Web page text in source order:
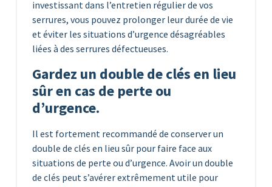
investissant dans l’entretien régulier de vos
serrures, vous pouvez prolonger leur durée de vie
et éviter les situations d’urgence désagréables
liées à des serrures défectueuses.
Gardez un double de clés en lieu
sûr en cas de perte ou
d’urgence.
Il est fortement recommandé de conserver un
double de clés en lieu sûr pour faire face aux
situations de perte ou d’urgence. Avoir un double
de clés peut s’avérer extrêmement utile pour